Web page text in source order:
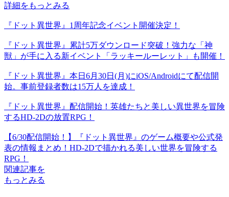
詳細をもっとみる
『ドット異世界』1周年記念イベント開催決定！
『ドット異世界』累計5万ダウンロード突破！強力な「神
獣」が手に入る新イベント「ラッキールーレット」も開催！
『ドット異世界』本日6月30日(月)にiOS/Androidにて配信開
始。事前登録者数は15万人を達成！
『ドット異世界』配信開始！英雄たちと美しい異世界を冒険
するHD-2Dの放置RPG！
【6/30配信開始！】『ドット異世界』のゲーム概要や公式発
表の情報まとめ！HD-2Dで描かれる美しい世界を冒険する
RPG！
関連記事を
もっとみる